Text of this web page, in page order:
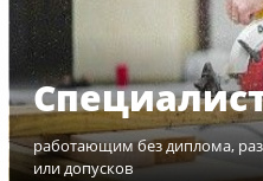
работающим без диплома,
или допусков